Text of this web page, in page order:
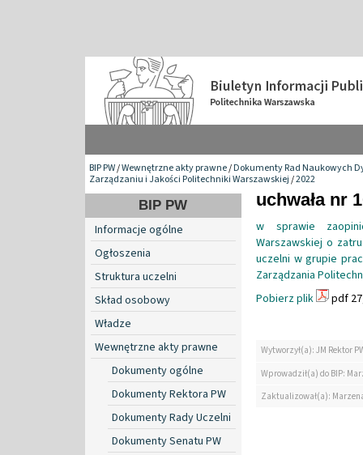
BIP PW/Wewnętrzne akty prawne/Dokumenty Rad Naukowych
Zarządzaniu i Jakości Politechniki Warszawskiej/2022
BIP PW
Informacje ogólne
Ogłoszenia
Struktura uczelni
Skład osobowy
Władze
Wewnętrzne akty prawne
Dokumenty ogólne
Dokumenty Rektora PW
Dokumenty Rady Uczelni
Dokumenty Senatu PW
uchwała nr
w sprawie
Warszawskiej o
uczelni w grupie
Zarządzania
Pobierz plik
pdf
Wytworzył(a): JM Rektor
Wprowadził(a) do BIP:
Zaktualizował(a):